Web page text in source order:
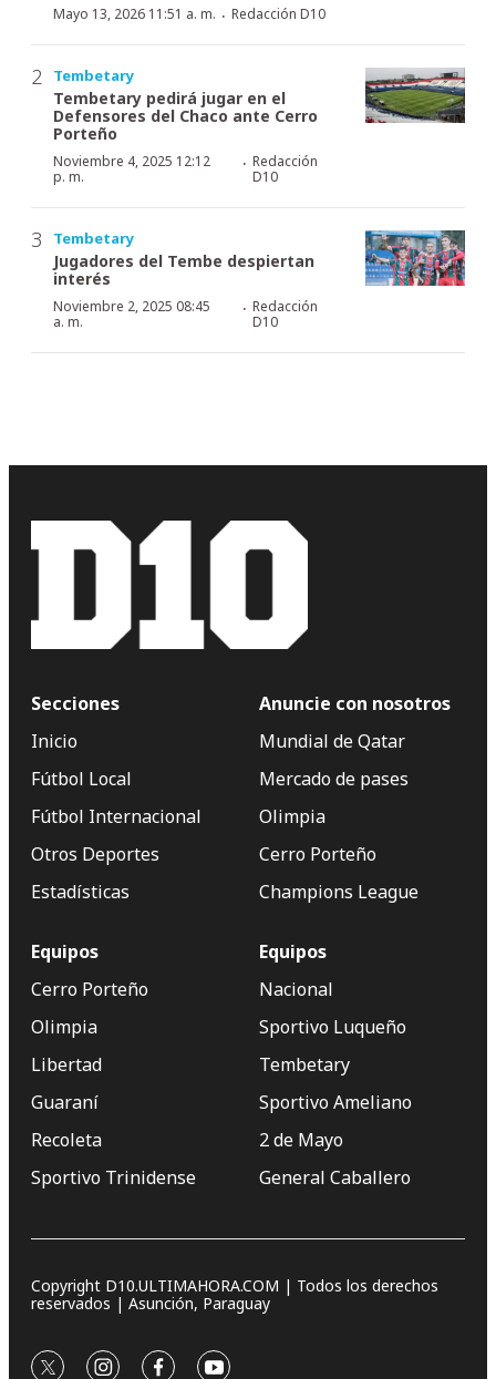
Mayo 13, 2026 11:51 a. m. · Redacción D10
Tembetary
Tembetary pedirá jugar en el
Defensores del Chaco ante Cerro
Porteño
Noviembre 4, 2025 12:12
p. m.
·Redacción
D10
Tembetary
Jugadores del Tembe despiertan
interés
Noviembre 2, 2025 08:45
a. m.
· Redacción
D10
Secciones
Inicio
Fútbol Local
Fútbol Internacional
Otros Deportes
Estadísticas
Anuncie con nosotros
Mundial de Qatar
Mercado de pases
Olimpia
Cerro Porteño
Champions League
Equipos
Cerro Porteño
Olimpia
Libertad
Guaraní
Recoleta
Sportivo Trinidense
Equipos
Nacional
Sportivo Luqueño
Tembetary
Sportivo Ameliano
2 de Mayo
General Caballero
Copyright D10.ULTIMAHORA.COM | Todos los derechos
reservados | Asunción, Paraguay